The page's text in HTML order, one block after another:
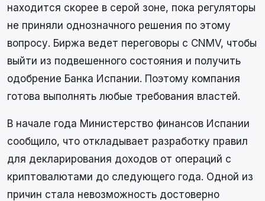
находится скорее в серой зоне, пока регуляторы
не приняли однозначного решения по этому
вопросу. Биржа ведет переговоры с CNMV, чтобы
выйти из подвешенного состояния и получить
одобрение Банка Испании. Поэтому компания
готова выполнять любые требования властей.
В начале года Министерство финансов Испании
сообщило, что откладывает разработку правил
для декларирования доходов от операций с
криптовалютами до следующего года. Одной из
причин стала невозможность достоверно